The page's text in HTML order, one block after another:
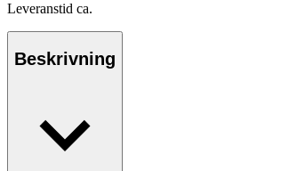
Leveranstid ca.
Beskrivning